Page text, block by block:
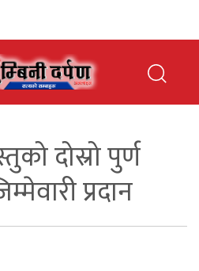
दोस्रो पुर्ण
प्रदान